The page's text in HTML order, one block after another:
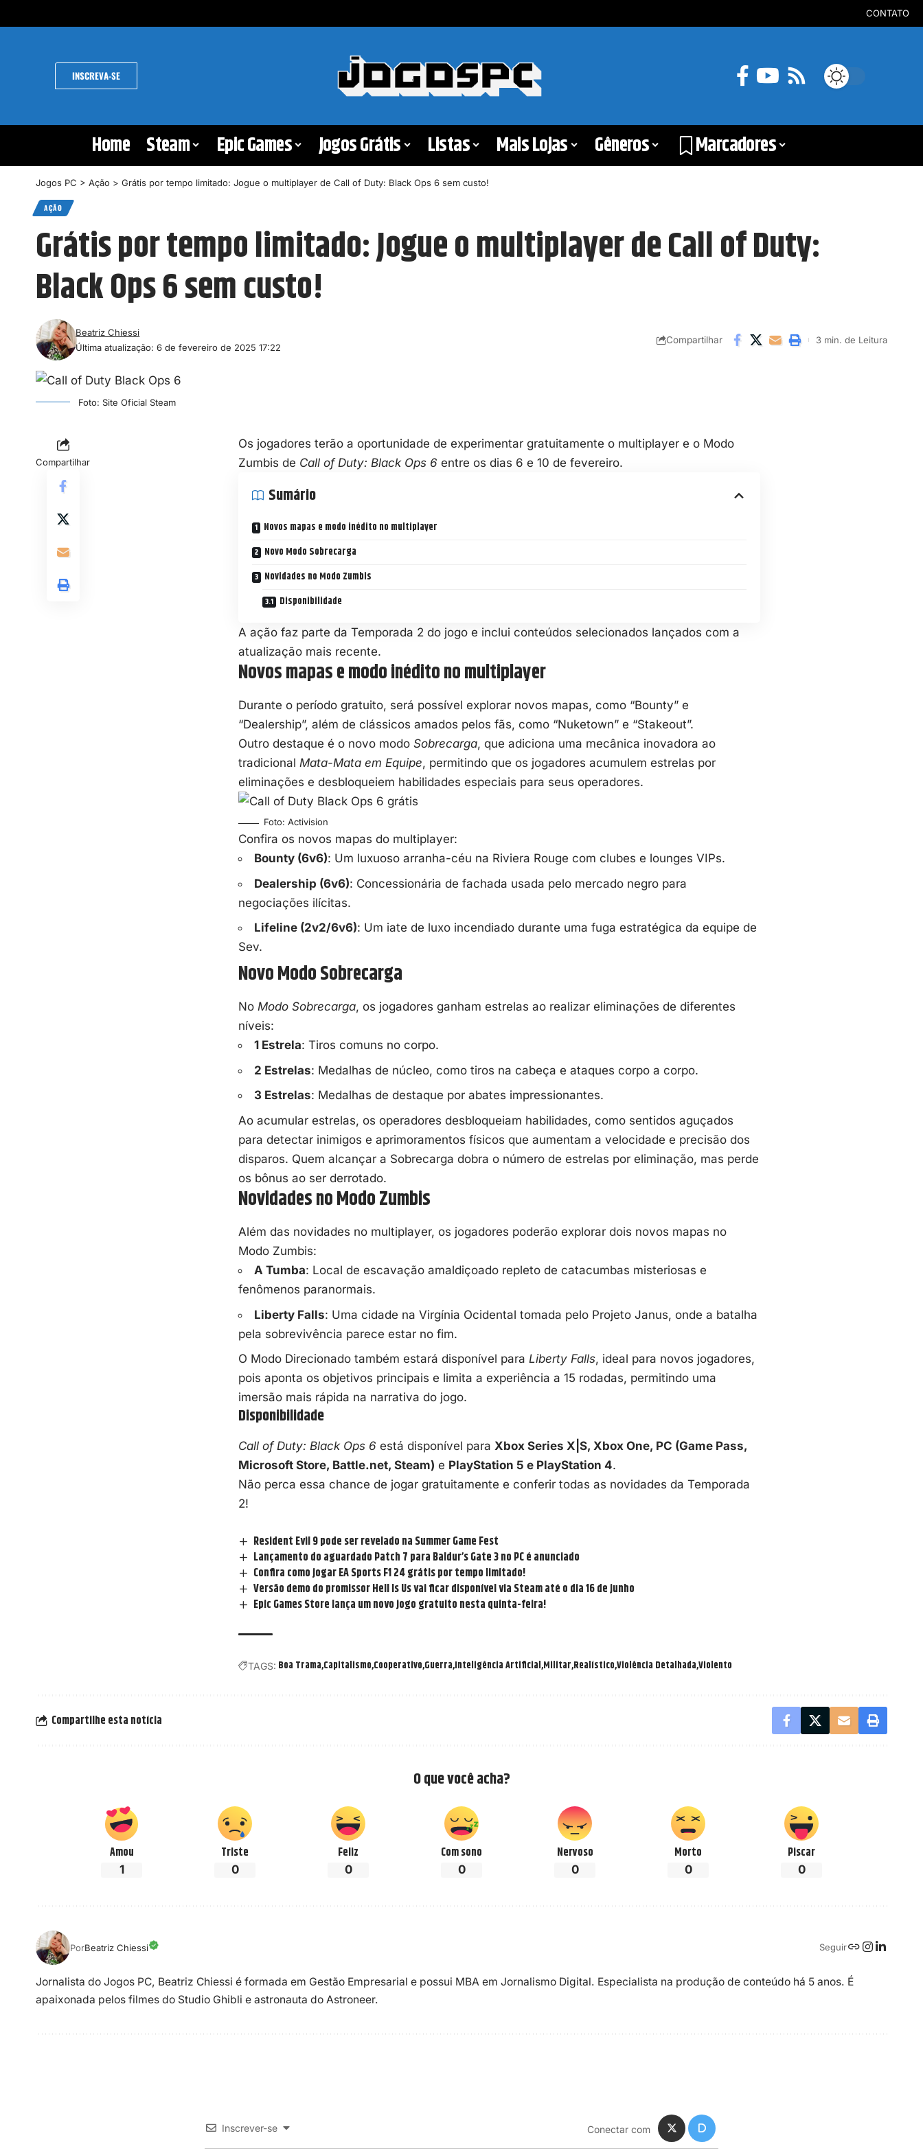
CONTATO
INSCREVA-SE
Home Steam Epic Games Jogos Grátis Listas Mais Lojas Gêneros Marcadores
Jogos PC > Ação > Grátis por tempo limitado: Jogue o multiplayer de Call of Duty: Black Ops 6 sem custo!
AÇÃO
Grátis por tempo limitado: Jogue o multiplayer de Call of Duty:
Black Ops 6 sem custo!
Última atualização: 6 de fevereiro de 2025 17:22
Beatriz Chiessi
Compartilhar 3 min. de Leitura
Foto: Site Oficial Steam
Compartilhar
Os jogadores terão a oportunidade de experimentar gratuitamente o multiplayer e o Modo
Zumbis de Call of Duty: Black Ops 6 entre os dias 6 e 10 de fevereiro.
Sumário
Novos mapas e modo inédito no multiplayer
Novo Modo Sobrecarga
Novidades no Modo Zumbis
Disponibilidade
A ação faz parte da Temporada 2 do jogo e inclui conteúdos selecionados lançados com a
atualização mais recente.
Novos mapas e modo inédito no multiplayer
Durante o período gratuito, será possível explorar novos mapas, como “Bounty” e
“Dealership”, além de clássicos amados pelos fãs, como “Nuketown” e “Stakeout”.
Outro destaque é o novo modo Sobrecarga, que adiciona uma mecânica inovadora ao
tradicional Mata-Mata em Equipe, permitindo que os jogadores acumulem estrelas por
eliminações e desbloqueiem habilidades especiais para seus operadores.
Foto: Activision
Confira os novos mapas do multiplayer:
Bounty (6v6): Um luxuoso arranha-céu na Riviera Rouge com clubes e lounges VIPs.
Dealership (6v6): Concessionária de fachada usada pelo mercado negro para
negociações ilícitas.
Lifeline (2v2/6v6): Um iate de luxo incendiado durante uma fuga estratégica da equipe de
Sev.
Novo Modo Sobrecarga
No Modo Sobrecarga, os jogadores ganham estrelas ao realizar eliminações de diferentes
níveis:
1 Estrela: Tiros comuns no corpo.
2 Estrelas: Medalhas de núcleo, como tiros na cabeça e ataques corpo a corpo.
3 Estrelas: Medalhas de destaque por abates impressionantes.
Ao acumular estrelas, os operadores desbloqueiam habilidades, como sentidos aguçados
para detectar inimigos e aprimoramentos físicos que aumentam a velocidade e precisão dos
disparos. Quem alcançar a Sobrecarga dobra o número de estrelas por eliminação, mas perde
os bônus ao ser derrotado.
Novidades no Modo Zumbis
Além das novidades no multiplayer, os jogadores poderão explorar dois novos mapas no
Modo Zumbis:
A Tumba: Local de escavação amaldiçoado repleto de catacumbas misteriosas e
fenômenos paranormais.
Liberty Falls: Uma cidade na Virgínia Ocidental tomada pelo Projeto Janus, onde a batalha
pela sobrevivência parece estar no fim.
O Modo Direcionado também estará disponível para Liberty Falls, ideal para novos jogadores,
pois aponta os objetivos principais e limita a experiência a 15 rodadas, permitindo uma
imersão mais rápida na narrativa do jogo.
Disponibilidade
Call of Duty: Black Ops 6 está disponível para Xbox Series X|S, Xbox One, PC (Game Pass,
Microsoft Store, Battle.net, Steam) e PlayStation 5 e PlayStation 4.
Não perca essa chance de jogar gratuitamente e conferir todas as novidades da Temporada
2!
Resident Evil 9 pode ser revelado na Summer Game Fest
Lançamento do aguardado Patch 7 para Baldur’s Gate 3 no PC é anunciado
Confira como jogar EA Sports F1 24 grátis por tempo limitado!
Versão demo do promissor Hell Is Us vai ficar disponível via Steam até o dia 16 de junho
Epic Games Store lança um novo jogo gratuito nesta quinta-feira!
TAGS: Boa TramaCapitalismoCooperativoGuerraInteligência ArtificialMilitarRealísticoViolência DetalhadaViolento
Compartilhe esta notícia
O que você acha?
Amou
1
Triste
0
Feliz
0
Com sono
0
Nervoso
0
Morto
0
Piscar
0
PorBeatriz Chiessi Seguir
Jornalista do Jogos PC, Beatriz Chiessi é formada em Gestão Empresarial e possui MBA em Jornalismo Digital. Especialista na produção de conteúdo há 5 anos. É
apaixonada pelos filmes do Studio Ghibli e astronauta do Astroneer.
Inscrever-se Conectar com